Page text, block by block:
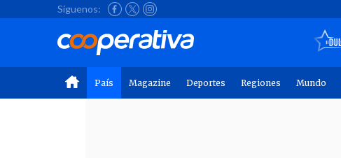
Síguenos:
País Magazine Deportes Regiones Mundo